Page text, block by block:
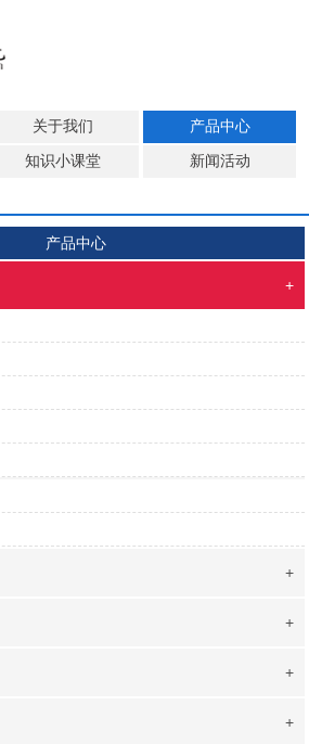
关于我们 产品中心
知识小课堂 新闻活动
产品中心
+
+
+
+
+